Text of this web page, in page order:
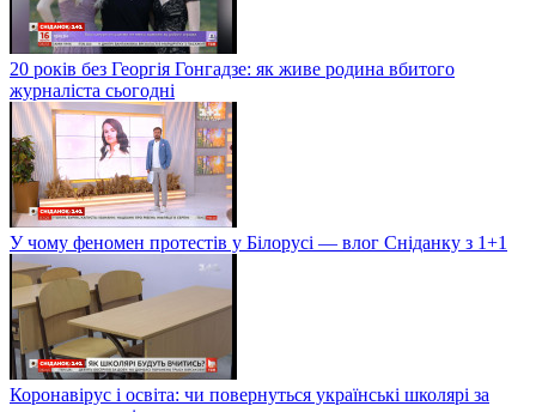
20 років без Георгія Гонгадзе: як живе родина вбитого
журналіста сьогодні
У чому феномен протестів у Білорусі — влог Сніданку з 1+1
Коронавірус і освіта: чи повернуться українські школярі за